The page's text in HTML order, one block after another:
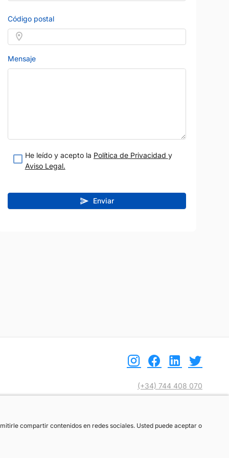
Código postal
Mensaje
He leído y acepto la Política de Privacidad y
Aviso Legal.
Enviar
compartir contenidos en redes sociales. Usted puede aceptar o
compartir contenidos en redes sociales. Usted puede aceptar o
(+34) 744 408 070